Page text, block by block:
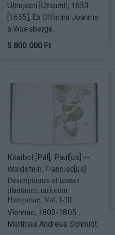
Ultrajecti [Utrecht], 1653
[1655], Ex Officina Joannis
a Waesberge.
5 800 000 Ft
Kitaibel [Pál], Paul[us] --
Waldstein, Francisc[us]
Descriptiones et icones
plantarum rariorum
Hungariae. Vol. I-III.
Viennae, 1803-1805.
Matthias Andreas Schmidt.